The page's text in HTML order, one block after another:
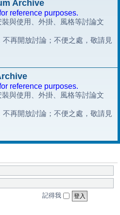
Archive
reference purposes.
與使用、外掛、風格等討論文
再開放討論；不便之處，敬請見
reference purposes.
與使用、外掛、風格等討論文
再開放討論；不便之處，敬請見
記得我